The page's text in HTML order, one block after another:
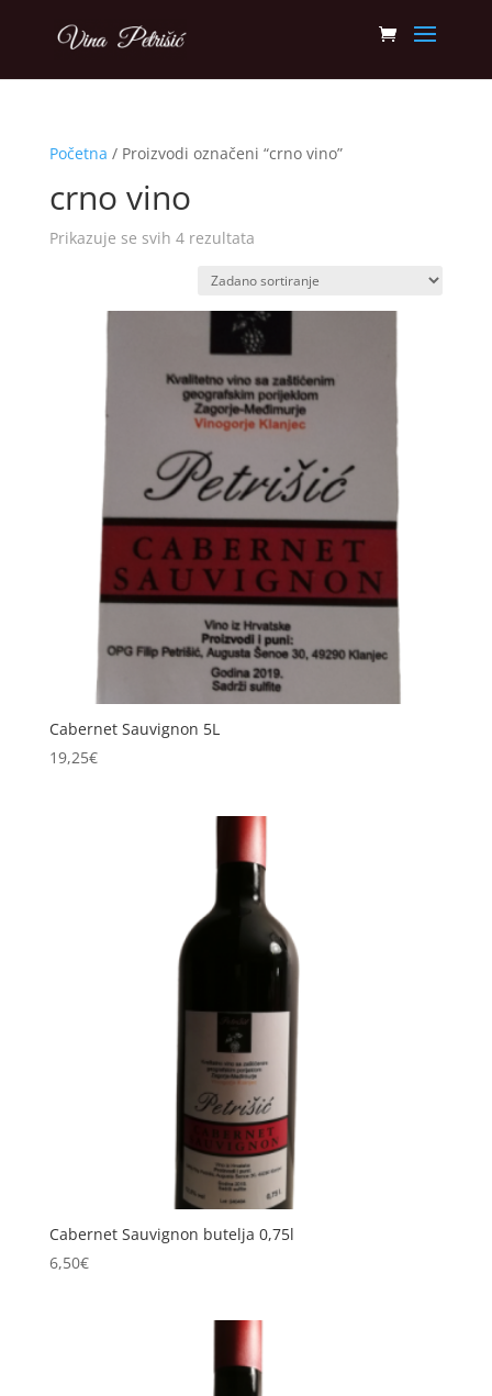
Početna / Proizvodi označeni “crno vino”
crno vino
Prikazuje se svih 4 rezultata
Cabernet Sauvignon 5L
19,25€
Cabernet Sauvignon butelja 0,75l
6,50€